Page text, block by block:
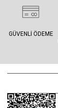
GÜVENLI ÖDEME